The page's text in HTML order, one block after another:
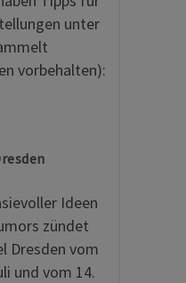
unter
vorbehalten):
Ideen
zündet
Dresden vom
und vom 14.